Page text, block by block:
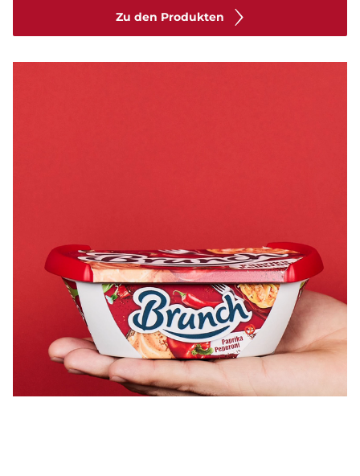
Zu den Produkten